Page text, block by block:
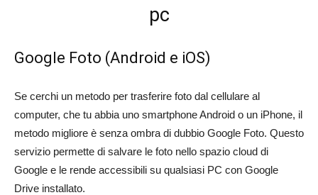
pc
Google Foto (Android e iOS)
Se cerchi un metodo per trasferire foto dal cellulare al
computer, che tu abbia uno smartphone Android o un iPhone, il
metodo migliore è senza ombra di dubbio Google Foto. Questo
servizio permette di salvare le foto nello spazio cloud di
Google e le rende accessibili su qualsiasi PC con Google
Drive installato.